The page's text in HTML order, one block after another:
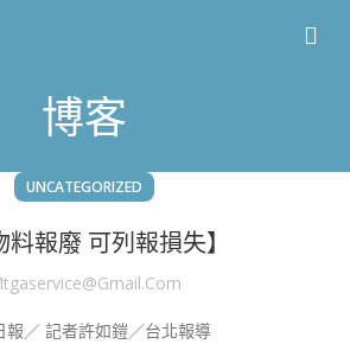
博客
UNCATEGORIZED
料報廢 可列報損失】
報／ 記者許如鎧／台北報導